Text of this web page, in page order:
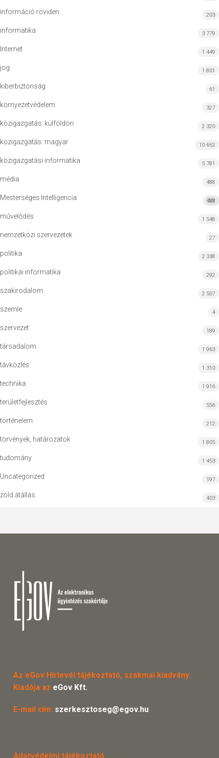
információ röviden 203
informatika 3 779
Internet 1 449
jog 1 801
kiberbiztonság 61
környezetvédelem 327
közigazgatás: külföldön 2 320
közigazgatás: magyar 10 652
közigazgatási informatika 5 781
média 488
Mesterséges Intelligencia MI
422
művelődés 1 548
nemzetközi szervezetek 27
politika 2 338
politikai informatika 292
szakirodalom 2 507
szemle 4
szervezet 189
társadalom 1 963
távközlés 1 310
technika 1 916
területfejlesztés 556
történelem 212
törvények, határozatok 1 805
tudomány 1 453
Uncategorized 197
zöld átállás 403
Az eGov Hírlevél tájékoztató, szakmai kiadvány.
Kiadója az eGov Kft.
E-mail cím: szerkesztoseg@egov.hu
Adatvédelmi tájékoztató